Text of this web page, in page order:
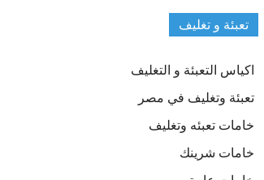
تعبئة و تغليف
اكياس التعبئة و التغليف
تعبئة وتغليف في مصر
خامات تعبئه وتغليف
خامات شرينك